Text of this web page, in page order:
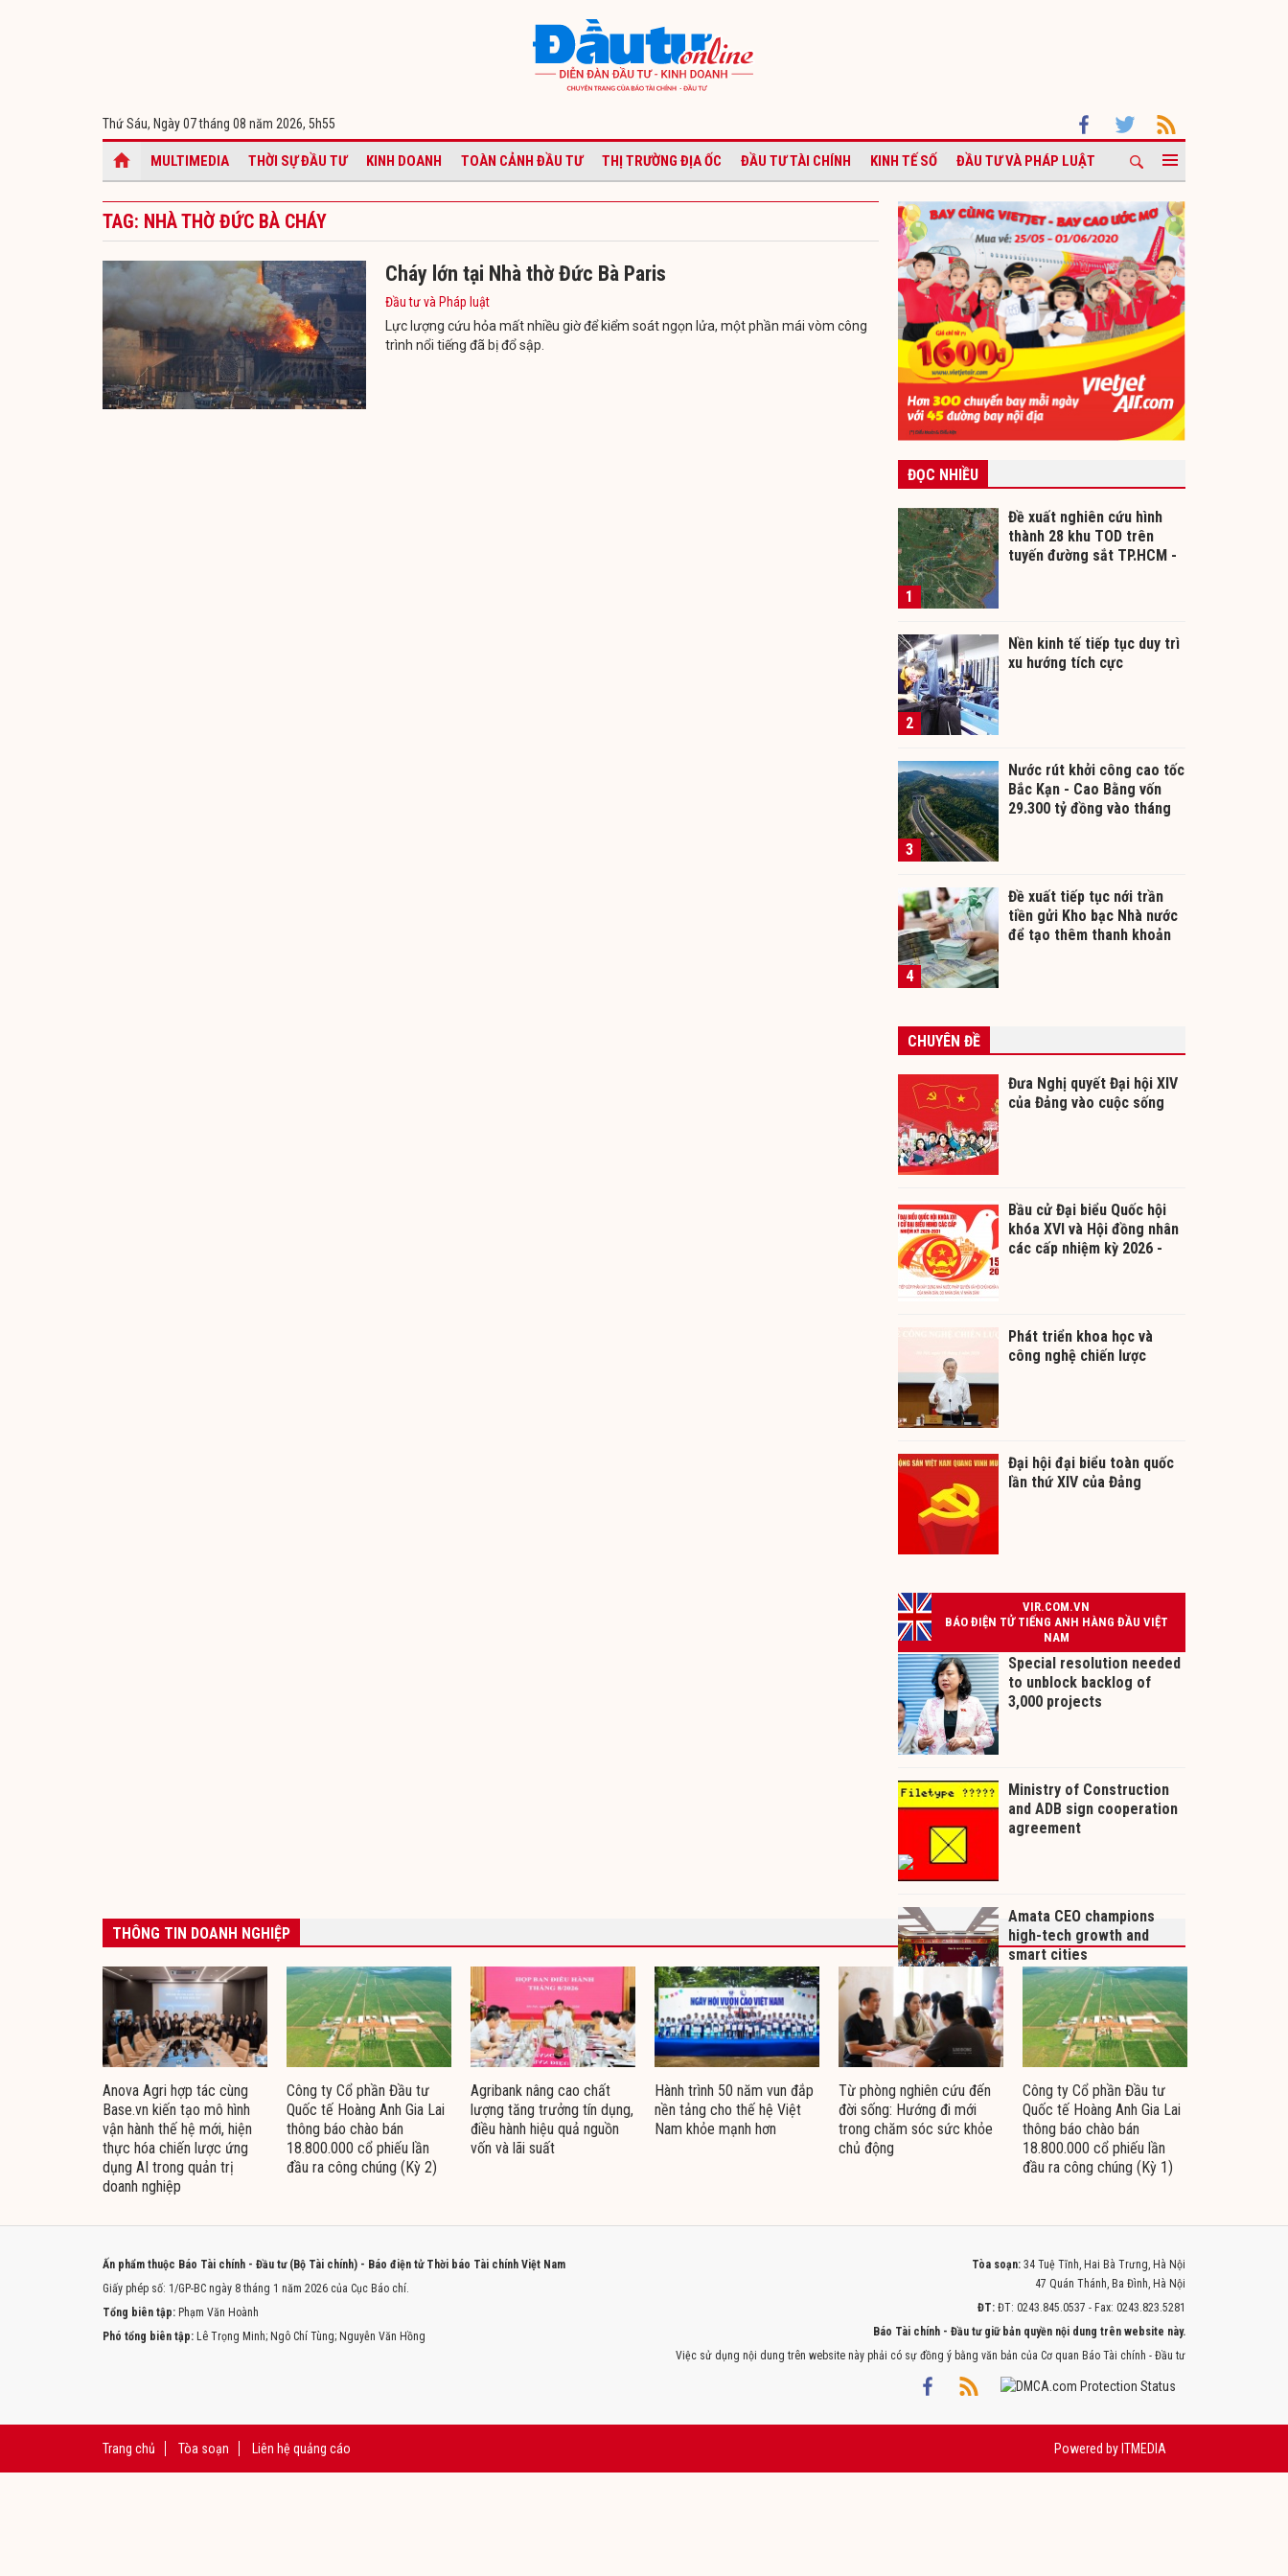
Thứ Sáu, Ngày 07 tháng 08 năm 2026, 5h55
MULTIMEDIA THỜI SỰ ĐẦU TƯ KINH DOANH TOÀN CẢNH ĐẦU TƯ THỊ TRƯỜNG ĐỊA ỐC ĐẦU TƯ TÀI CHÍNH KINH TẾ SỐ ĐẦU TƯ VÀ PHÁP LUẬT
TAG: NHÀ THỜ ĐỨC BÀ CHÁY
Cháy lớn tại Nhà thờ Đức Bà Paris
Đầu tư và Pháp luật
Lực lượng cứu hỏa mất nhiều giờ để kiểm soát ngọn lửa, một phần mái vòm công
trình nổi tiếng đã bị đổ sập.
ĐỌC NHIỀU
1
Đề xuất nghiên cứu hình
thành 28 khu TOD trên
tuyến đường sắt TP.HCM -
2
Nền kinh tế tiếp tục duy trì
xu hướng tích cực
3
Nước rút khởi công cao tốc
Bắc Kạn - Cao Bằng vốn
29.300 tỷ đồng vào tháng
4
Đề xuất tiếp tục nới trần
tiền gửi Kho bạc Nhà nước
để tạo thêm thanh khoản
CHUYÊN ĐỀ
Đưa Nghị quyết Đại hội XIV
của Đảng vào cuộc sống
Bầu cử Đại biểu Quốc hội
khóa XVI và Hội đồng nhân
các cấp nhiệm kỳ 2026 -
Phát triển khoa học và
công nghệ chiến lược
Đại hội đại biểu toàn quốc
lần thứ XIV của Đảng
THÔNG TIN DOANH NGHIỆP
Anova Agri hợp tác cùng
Base.vn kiến tạo mô hình
vận hành thế hệ mới, hiện
thực hóa chiến lược ứng
dụng AI trong quản trị
doanh nghiệp
Công ty Cổ phần Đầu tư
Quốc tế Hoàng Anh Gia Lai
thông báo chào bán
18.800.000 cổ phiếu lần
đầu ra công chúng (Kỳ 2)
Agribank nâng cao chất
lượng tăng trưởng tín dụng,
điều hành hiệu quả nguồn
vốn và lãi suất
Hành trình 50 năm vun đắp
nền tảng cho thế hệ Việt
Nam khỏe mạnh hơn
Từ phòng nghiên cứu đến
đời sống: Hướng đi mới
trong chăm sóc sức khỏe
chủ động
Công ty Cổ phần Đầu tư
Quốc tế Hoàng Anh Gia Lai
thông báo chào bán
18.800.000 cổ phiếu lần
đầu ra công chúng (Kỳ 1)
Ấn phẩm thuộc Báo Tài chính - Đầu tư (Bộ Tài chính) - Báo điện tử Thời báo Tài chính Việt Nam
Giấy phép số: 1/GP-BC ngày 8 tháng 1 năm 2026 của Cục Báo chí.
Tổng biên tập: Phạm Văn Hoành
Phó tổng biên tập: Lê Trọng Minh; Ngô Chí Tùng; Nguyễn Văn Hồng
Tòa soạn: 34 Tuệ Tĩnh, Hai Bà Trưng, Hà Nội
47 Quán Thánh, Ba Đình, Hà Nội
ĐT: ĐT: 0243.845.0537 - Fax: 0243.823.5281
Báo Tài chính - Đầu tư giữ bản quyền nội dung trên website này.
Việc sử dụng nội dung trên website này phải có sự đồng ý bằng văn bản của Cơ quan Báo Tài chính - Đầu tư
Trang chủ Tòa soạn Liên hệ quảng cáo Powered byITMEDIA